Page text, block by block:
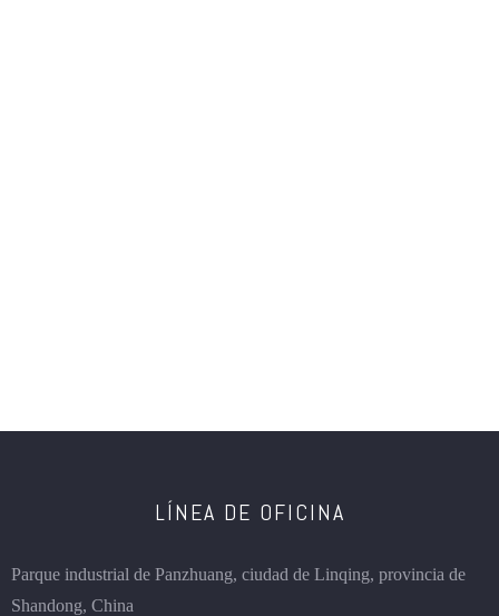
LÍNEA DE OFICINA
Parque industrial de Panzhuang, ciudad de Linqing, provincia de
Shandong, China